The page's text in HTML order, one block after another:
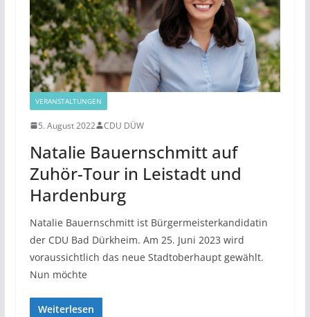
VERANSTALTUNGEN
5. August 2022 CDU DÜW
Natalie Bauernschmitt auf
Zuhör-Tour in Leistadt und
Hardenburg
Natalie Bauernschmitt ist Bürgermeisterkandidatin
der CDU Bad Dürkheim. Am 25. Juni 2023 wird
voraussichtlich das neue Stadtoberhaupt gewählt.
Nun möchte
Weiterlesen